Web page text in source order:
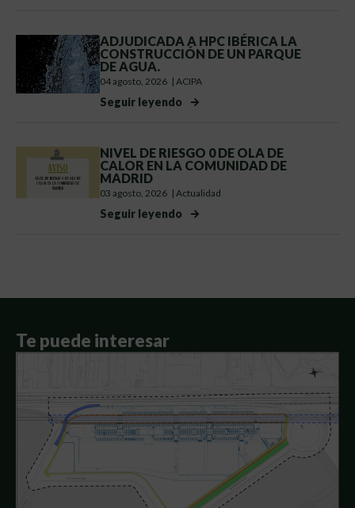
ADJUDICADA A HPC IBÉRICA LA
CONSTRUCCIÓN DE UN PARQUE
DE AGUA.
04 agosto, 2026 | ACIPA
Seguir leyendo
NIVEL DE RIESGO 0 DE OLA DE
CALOR EN LA COMUNIDAD DE
MADRID
03 agosto, 2026 | Actualidad
Seguir leyendo
Te puede interesar